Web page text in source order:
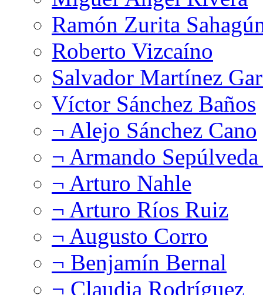
Ramón Zurita
Roberto Vizcaíno
Salvador Martínez
Víctor Sánchez Baños
¬ Alejo Sánchez Cano
¬ Armando
¬ Arturo Nahle
¬ Arturo Ríos Ruiz
¬ Augusto Corro
¬ Benjamín Bernal
¬ Claudia Rodríguez